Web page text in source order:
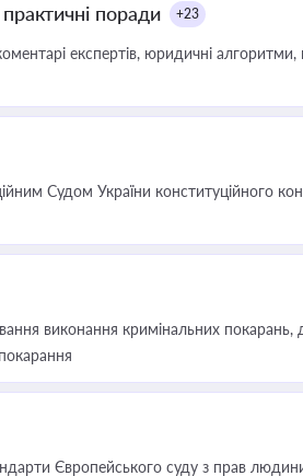
поради +23
експертів, юридичні алгоритми,
Судом України конституційного
виконання кримінальних покарань,
Європейського суду з прав